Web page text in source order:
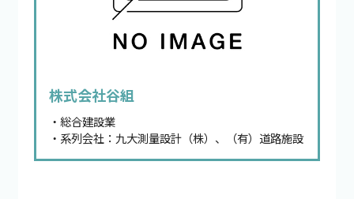
株式会社谷組
・総合建設業
・系列会社：九大測量設計（株）、（有）道路施設